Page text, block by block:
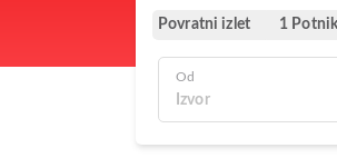
Povratni izlet 1
Od